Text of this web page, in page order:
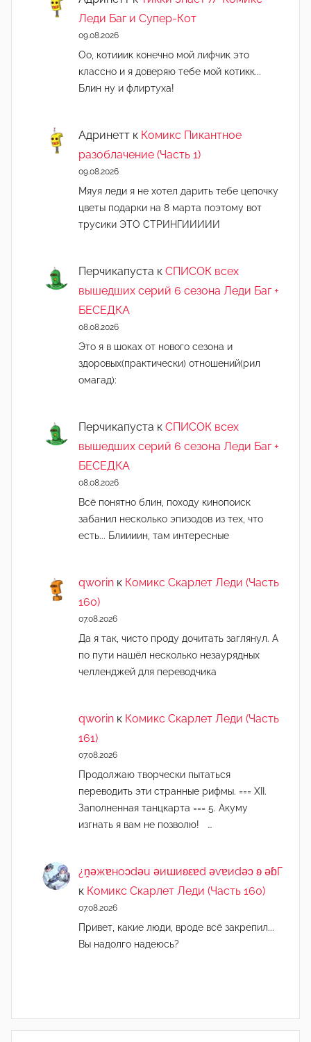
Леди Баг и Супер-Кот
09.08.2026
Оо, котииик конечно мой лифчик это
классно и я доверяю тебе мой котикк...
Блин ну и флиртуха!
Адринетт к Комикс Пикантное
разоблачение (Часть 1)
09.08.2026
Мяуя леди я не хотел дарить тебе цепочку
цветы подарки на 8 марта поэтому вот
трусики ЭТО СТРИНГИИИИИ
Перчикапуста к СПИСОК всех
вышедших серий 6 сезона Леди Баг +
БЕСЕДКА
08.08.2026
Это я в шоках от нового сезона и
здоровых(практически) отношений(рил
омагад):
Перчикапуста к СПИСОК всех
вышедших серий 6 сезона Леди Баг +
БЕСЕДКА
08.08.2026
Всё понятно блин, походу кинопоиск
забанил несколько эпизодов из тех, что
есть... Блиииин, там интересные
qworin к Комикс Скарлет Леди (Часть
160)
07.08.2026
Да я так, чисто проду дочитать заглянул. А
по пути нашёл несколько незаурядных
челленджей для переводчика
qworin к Комикс Скарлет Леди (Часть
161)
07.08.2026
Продолжаю творчески пытаться
переводить эти странные рифмы. === XII.
Заполненная танцкарта === 5. Акуму
изгнать я вам не позволю! …
¿n̯ǝжɐноɔdǝu ǝиɯиʚεɐd ǝvɐиdǝɔ ʚ ǝɓГ
к Комикс Скарлет Леди (Часть 160)
07.08.2026
Привет, какие люди, вроде всё закрепил...
Вы надолго надеюсь?